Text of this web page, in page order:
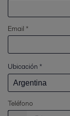
Email *
Ubicación *
Teléfono